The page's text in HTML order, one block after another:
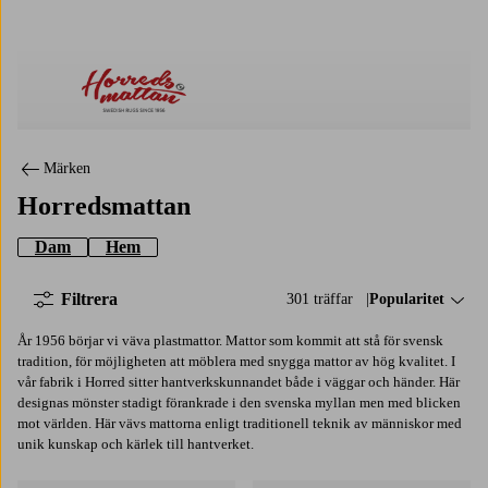
Märken
Horredsmattan
Dam Hem
301 träffar Sortera på:
Popularitet
Filtrera
År 1956 börjar vi väva plastmattor. Mattor som kommit att stå för svensk
tradition, för möjligheten att möblera med snygga mattor av hög kvalitet. I
vår fabrik i Horred sitter hantverkskunnandet både i väggar och händer. Här
designas mönster stadigt förankrade i den svenska myllan men med blicken
mot världen. Här vävs mattorna enligt traditionell teknik av människor med
unik kunskap och kärlek till hantverket.